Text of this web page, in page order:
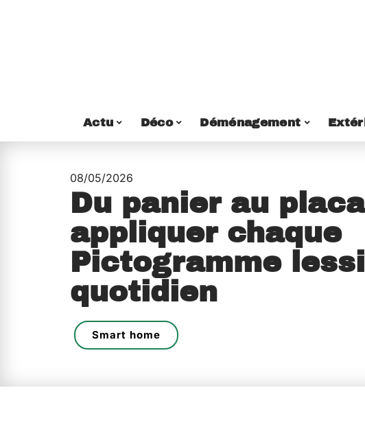
Actu Déco Déménagement
08/05/2026
Du panier au
appliquer chaque
Pictogramme
quotidien
Smart home